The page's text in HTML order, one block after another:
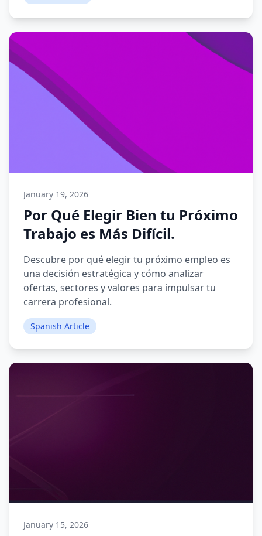
January 19, 2026
Por Qué Elegir Bien tu Próximo
Trabajo es Más Difícil.
Descubre por qué elegir tu próximo empleo es
una decisión estratégica y cómo analizar
ofertas, sectores y valores para impulsar tu
carrera profesional.
Spanish Article
January 15, 2026